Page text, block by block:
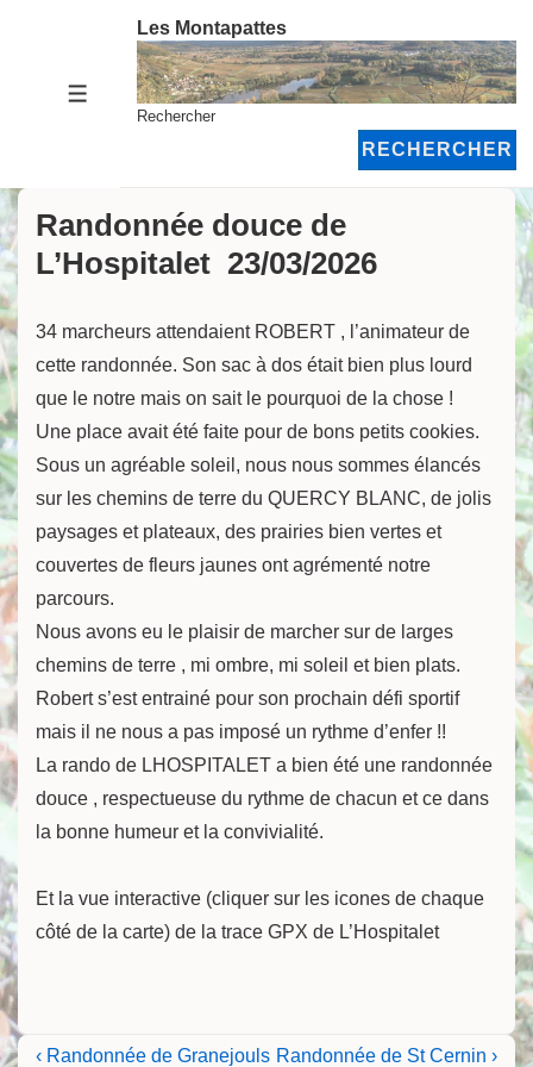
MENU
Les Montapattes
Rechercher
RECHERCHER
Randonnée douce de
L’Hospitalet 23/03/2026
34 marcheurs attendaient ROBERT , l’animateur de
cette randonnée. Son sac à dos était bien plus lourd
que le notre mais on sait le pourquoi de la chose !
Une place avait été faite pour de bons petits cookies.
Sous un agréable soleil, nous nous sommes élancés
sur les chemins de terre du QUERCY BLANC, de jolis
paysages et plateaux, des prairies bien vertes et
couvertes de fleurs jaunes ont agrémenté notre
parcours.
Nous avons eu le plaisir de marcher sur de larges
chemins de terre , mi ombre, mi soleil et bien plats.
Robert s’est entrainé pour son prochain défi sportif
mais il ne nous a pas imposé un rythme d’enfer !!
La rando de LHOSPITALET a bien été une randonnée
douce , respectueuse du rythme de chacun et ce dans
la bonne humeur et la convivialité.
Et la vue interactive (cliquer sur les icones de chaque
côté de la carte) de la trace GPX de L’Hospitalet
Navigation
Previous
‹ Randonnée de Granejouls Next
Randonnée de St Cernin ›